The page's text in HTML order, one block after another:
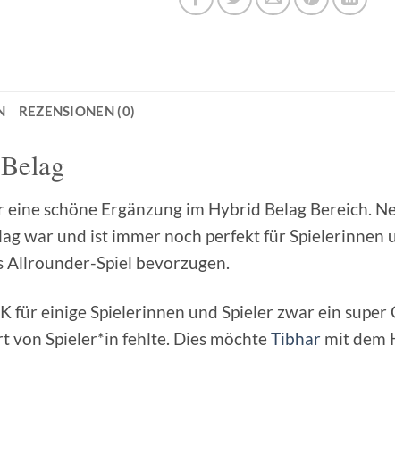
REZENSIONEN (0)
eine schöne Ergänzung im Hybrid Belag Bereich.
war und ist immer noch perfekt für Spielerinnen
Spiel bevorzugen.
für einige Spielerinnen und Spieler zwar ein
von Spieler*in fehlte. Dies möchteTibhar mit dem